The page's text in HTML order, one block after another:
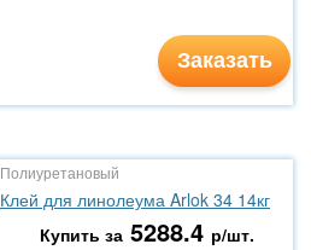
Заказать
Полиуретановый
Клей для линолеума Arlok 34 14кг
Купить за 5288.4 р/шт.